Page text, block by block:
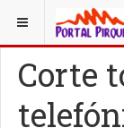
ESTÁ AQUÍ:
Corte